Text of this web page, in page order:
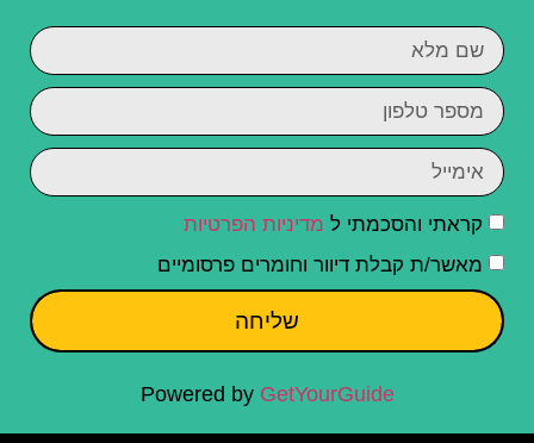
קראתי והסכמתי ל מדיניות הפרטיות
מאשר/ת קבלת דיוור וחומרים פרסומיים
שליחה
Powered by GetYourGuide